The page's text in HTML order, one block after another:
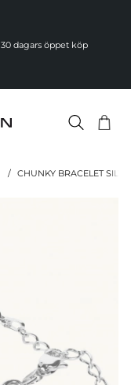
30 dagars öppet köp
.
CHUNKY BRACELET